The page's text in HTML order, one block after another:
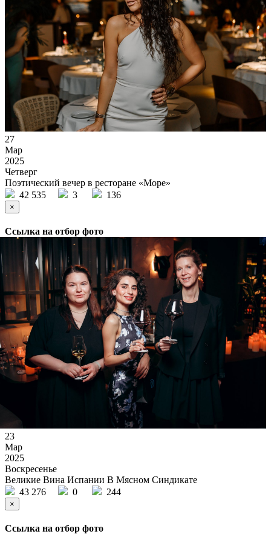
27
Мар
2025
Четверг
Поэтический вечер в ресторане «Море»
42 535
3 136
×
Ссылка на отбор фото
23
Мар
2025
Воскресенье
Великие Вина Испании В Мясном Синдикате
43 276
0 244
×
Ссылка на отбор фото